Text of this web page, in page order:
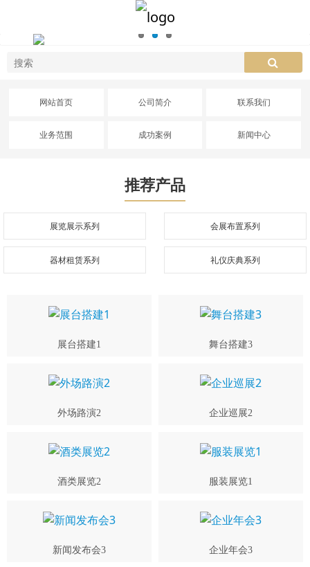
网站首页 公司简介 联系我们
业务范围 成功案例 新闻中心
推荐产品
展览展示系列 会展布置系列
器材租赁系列 礼仪庆典系列
展台搭建1 舞台搭建3
外场路演2 企业巡展2
酒类展览2 服装展览1
新闻发布会3 企业年会3